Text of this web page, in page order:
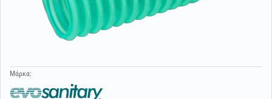
Μάρκα: